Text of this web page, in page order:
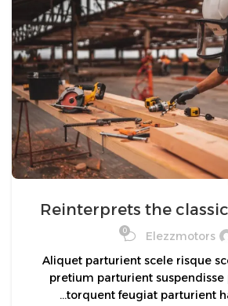
Reinterprets the
Elezzmotors
0
Aliquet parturient scele risque
pretium parturient suspendisse
torquent feugiat parturient